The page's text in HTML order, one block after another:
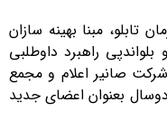
تابلو، مبنا بهینه سازان
بلواندپی راهبرد داوطلبی
صانیر اعلام و مجمع
دوسال بعنوان اعضای جدید